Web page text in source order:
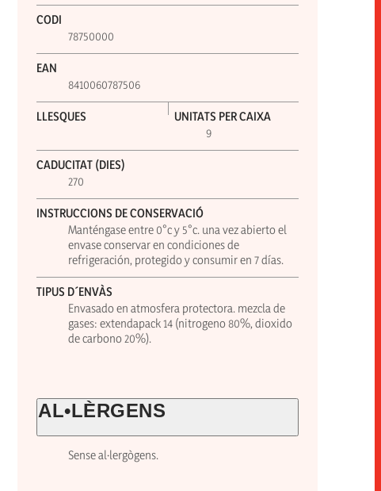
CODI
78750000
EAN
8410060787506
LLESQUES
UNITATS PER CAIXA
9
CADUCITAT (DIES)
270
INSTRUCCIONS DE CONSERVACIÓ
Manténgase entre 0°c y 5°c. una vez abierto el
envase conservar en condiciones de
refrigeración, protegido y consumir en 7 días.
TIPUS D´ENVÀS
Envasado en atmosfera protectora. mezcla de
gases: extendapack 14 (nitrogeno 80%, dioxido
de carbono 20%).
AL•LÈRGENS
Sense al·lergògens